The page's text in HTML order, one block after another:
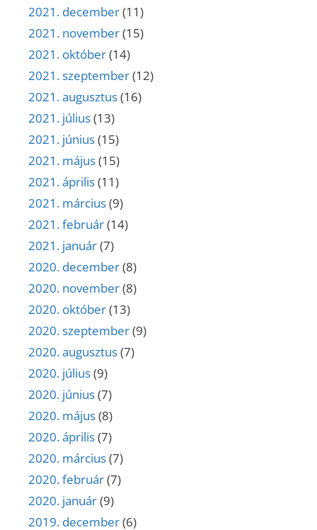
2021. december(11)
2021. november(15)
2021. október(14)
2021. szeptember(12)
2021. augusztus(16)
2021. július(13)
2021. június(15)
2021. május(15)
2021. április(11)
2021. március(9)
2021. február(14)
2021. január(7)
2020. december(8)
2020. november(8)
2020. október(13)
2020. szeptember(9)
2020. augusztus(7)
2020. július(9)
2020. június(7)
2020. május(8)
2020. április(7)
2020. március(7)
2020. február(7)
2020. január(9)
2019. december(6)